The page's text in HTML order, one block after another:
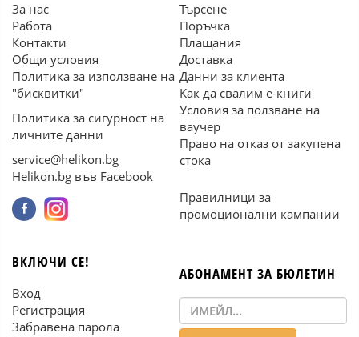
За нас
Работа
Контакти
Общи условия
Политика за използване на
"бисквитки"
Политика за сигурност на
личните данни
service@helikon.bg
Helikon.bg във Facebook
Търсене
Поръчка
Плащания
Доставка
Данни за клиента
Как да свалим е-книги
Условия за ползване на
ваучер
Право на отказ от закупена
стока
Правилници за
промоционални кампании
ВКЛЮЧИ СЕ!
Вход
Регистрация
Забравена парола
АБОНАМЕНТ ЗА БЮЛЕТИН